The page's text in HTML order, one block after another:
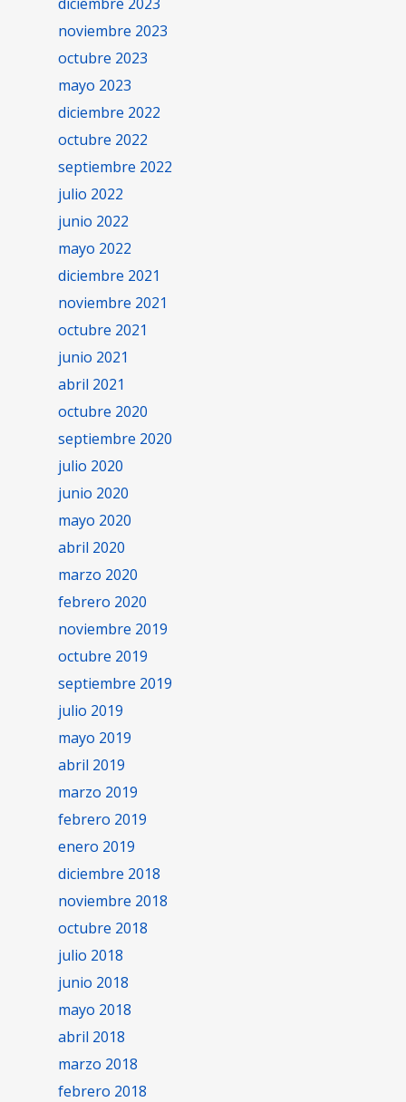
noviembre 2023
octubre 2023
mayo 2023
diciembre 2022
octubre 2022
septiembre 2022
julio 2022
junio 2022
mayo 2022
diciembre 2021
noviembre 2021
octubre 2021
junio 2021
abril 2021
octubre 2020
septiembre 2020
julio 2020
junio 2020
mayo 2020
abril 2020
marzo 2020
febrero 2020
noviembre 2019
octubre 2019
septiembre 2019
julio 2019
mayo 2019
abril 2019
marzo 2019
febrero 2019
enero 2019
diciembre 2018
noviembre 2018
octubre 2018
julio 2018
junio 2018
mayo 2018
abril 2018
marzo 2018
febrero 2018